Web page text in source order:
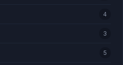
4
3
5